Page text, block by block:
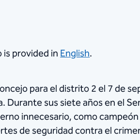
is provided inEnglish.
para el distrito 2 el 7 de
sus siete años en el
innecesario, como
de seguridad contra el